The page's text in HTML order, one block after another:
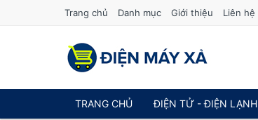
Trang chủ Danh mục Giới thiệu Liên hệ
TRANG CHỦ ĐIỆN TỬ - ĐIỆN LẠNH